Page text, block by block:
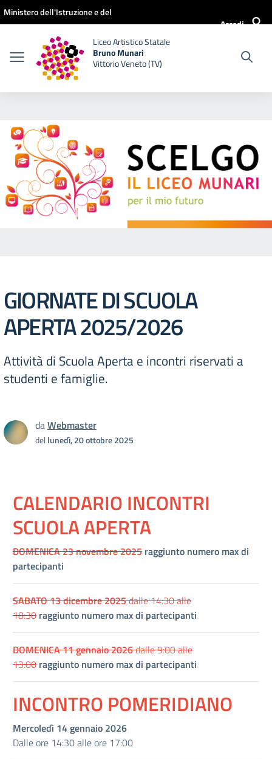
Vai ai contenuti
Vai al menu di navigazione
Vai al footer
Ministero dell'Istruzione e del
Accedi
Liceo Artistico Statale
Bruno Munari
Vittorio Veneto (TV)
GIORNATE DI SCUOLA
APERTA 2025/2026
Attività di Scuola Aperta e incontri riservati a
studenti e famiglie.
daWebmaster
dellunedì, 20 ottobre 2025
CALENDARIO INCONTRI
SCUOLA APERTA
DOMENICA 23 novembre 2025 raggiunto numero max di
partecipanti
SABATO 13 dicembre 2025dalle 14:30 alle
18:30 raggiunto numero max di partecipanti
DOMENICA 11 gennaio 2026dalle 9:00 alle
13:00 raggiunto numero max di partecipanti
INCONTRO POMERIDIANO
Mercoledì 14 gennaio 2026
Dalle ore 14:30 alle ore 17:00